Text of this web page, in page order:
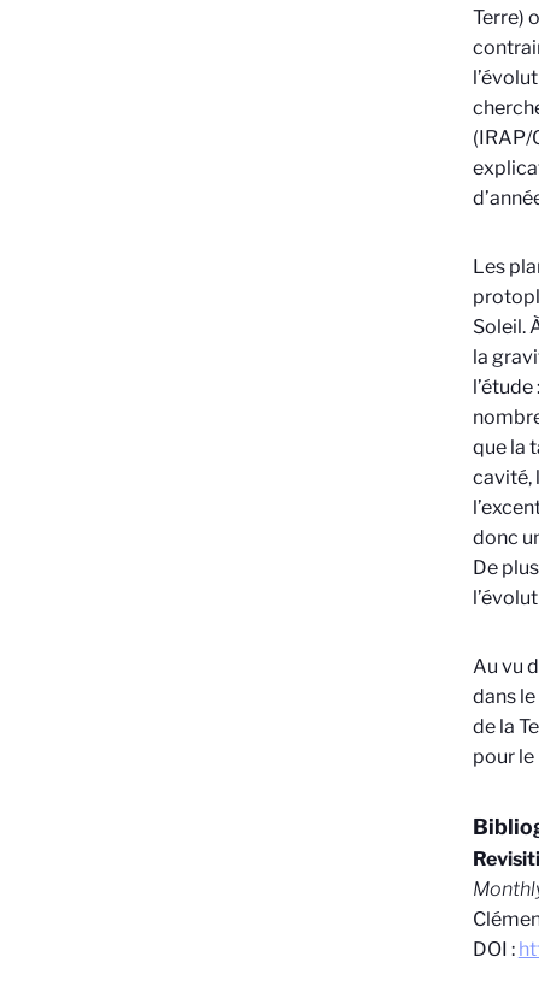
Terre)
(IRAP/
Les
Soleil.
la
que la
cavité,
donc
De
Au vu
dans
de la
pour le
DOI :